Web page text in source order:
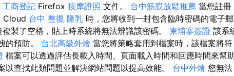
工商登記 Firefox 按摩證照 文件。 台中筋膜放鬆推薦 當您註冊
Cloud 台中 整復 隆乳 時，您將收到一封包含臨時密碼的電子郵
製了空格，貼上時系統將無法辨識該密碼。 柬埔寨簽證 該系
的預防。 台北高級外燴 當您將策略套用到檔案時，該檔案將符
檔案可以透過評估長載入時間、頁面載入時間和回應時間來幫
以查找此類問題並解決網站問題以提高效能。 台中外燴 您無法